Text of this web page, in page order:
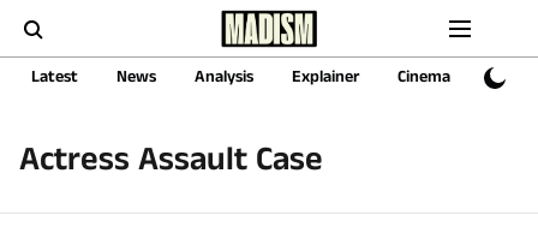
Latest News Analysis Explainer Cinema Sports
Actress Assault Case